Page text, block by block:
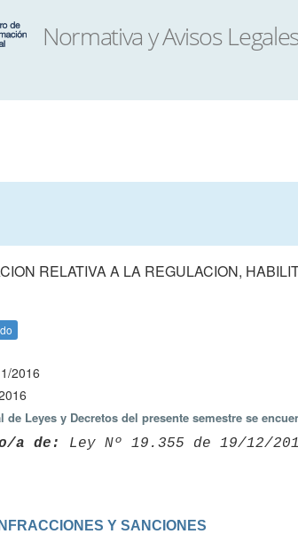
RELATIVA A LA REGULACION,
2016
de Leyes y Decretos del presente semestre se
a de: Ley Nº 19.355 de 19/12/
Y SANCIONES